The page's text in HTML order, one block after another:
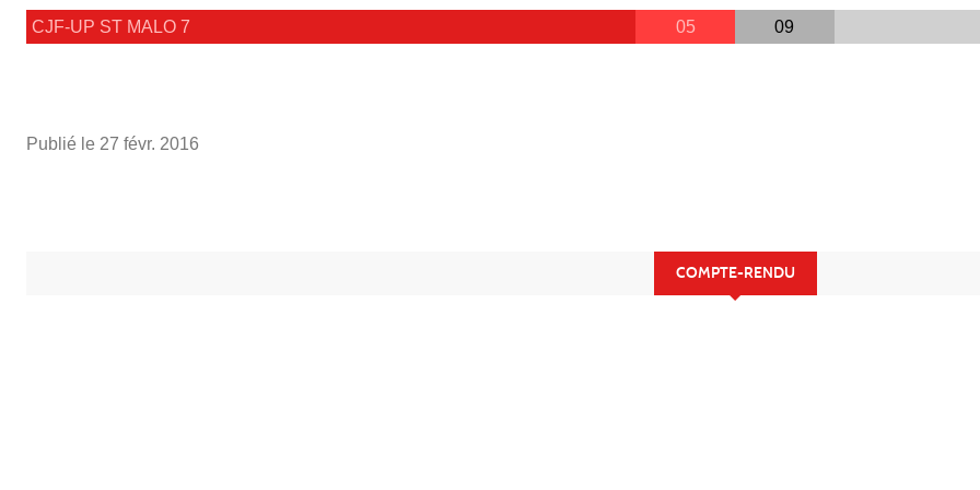
CJF-UP ST MALO 7 05 09
Publié le 27 févr. 2016
COMPTE-RENDU